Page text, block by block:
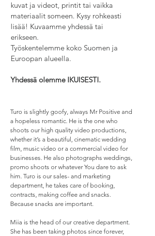
kuvat ja videot, printit tai vaikka
materiaalit someen. Kysy rohkeasti
lisää! Kuvaamme yhdessä tai
erikseen.
Työskentelemme koko Suomen ja
Euroopan alueella.
Yhdessä olemme IKUISESTI.
Turo is slightly goofy, always Mr Positive and
a hopeless romantic. He is the one who
shoots our high quality video productions,
whether it’s a beautiful, cinematic wedding
film, music video or a commercial video for
businesses. He also photographs weddings,
promo shoots or whatever You dare to ask
him. Turo is our sales- and marketing
department, he takes care of booking,
contracts, making coffee and snacks.
Because snacks are important.
Miia is the head of our creative department.
She has been taking photos since forever,